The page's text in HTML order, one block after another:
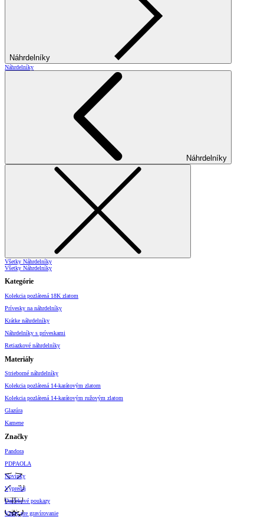
Náhrdelníky
Náhrdelníky
Náhrdelníky
Všetky Náhrdelníky
Všetky Náhrdelníky
Kategórie
Kolekcia pozlátená 18K zlatom
Prívesky na náhrdelníky
Krátke náhrdelníky
Náhrdelníky s príveskami
Retiazkové náhrdelníky
Materiály
Strieborné náhrdelníky
Kolekcia pozlátená 14-karátovým zlatom
Kolekcia pozlátená 14-karátovým ružovým zlatom
Glazúra
Kamene
Značky
Pandora
PDPAOLA
Novinky
Výpredaj
Darčekové poukazy
Vzory pre gravírovanie